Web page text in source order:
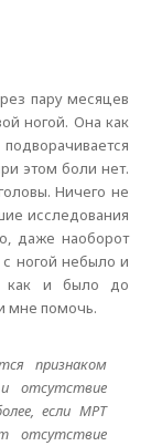
пару месяцев
ногой. Она как
этом боли нет.
Ничего не
исследования
даже наоборот
ногой небыло и
как и было до
мне помочь.
признаком
и отсутствие
если МРТ
отсутствие